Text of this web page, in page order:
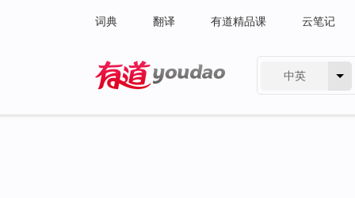
词典 翻译 有道精品课 云笔记
中英